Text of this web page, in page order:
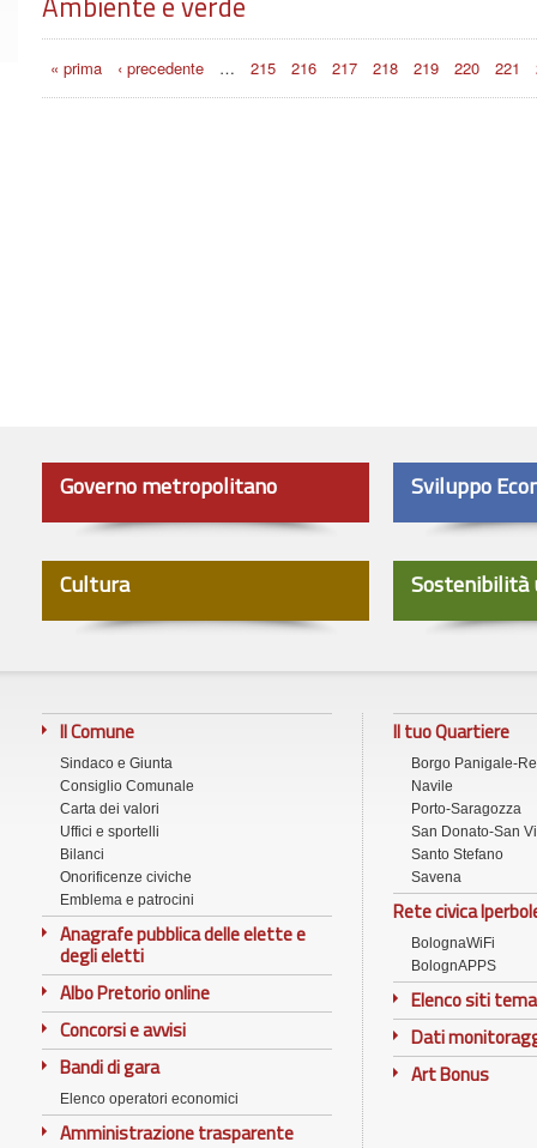
Pagine
« prima ‹ precedente … 215 216 217 218 219 220 221
Governo metropolitano Sviluppo
Cultura Sostenibilità
Il Comune
Sindaco e Giunta
Consiglio Comunale
Carta dei valori
Uffici e sportelli
Bilanci
Onorificenze civiche
Emblema e patrocini
Anagrafe pubblica delle elette e
degli eletti
Albo Pretorio online
Concorsi e avvisi
Bandi di gara
Elenco operatori economici
Amministrazione trasparente
Il tuo Quartiere
Borgo Panigale-
Navile
Porto-Saragozza
San Donato-San
Santo Stefano
Savena
Rete civica
BolognaWiFi
BolognAPPS
Elenco siti
Dati
Art Bonus